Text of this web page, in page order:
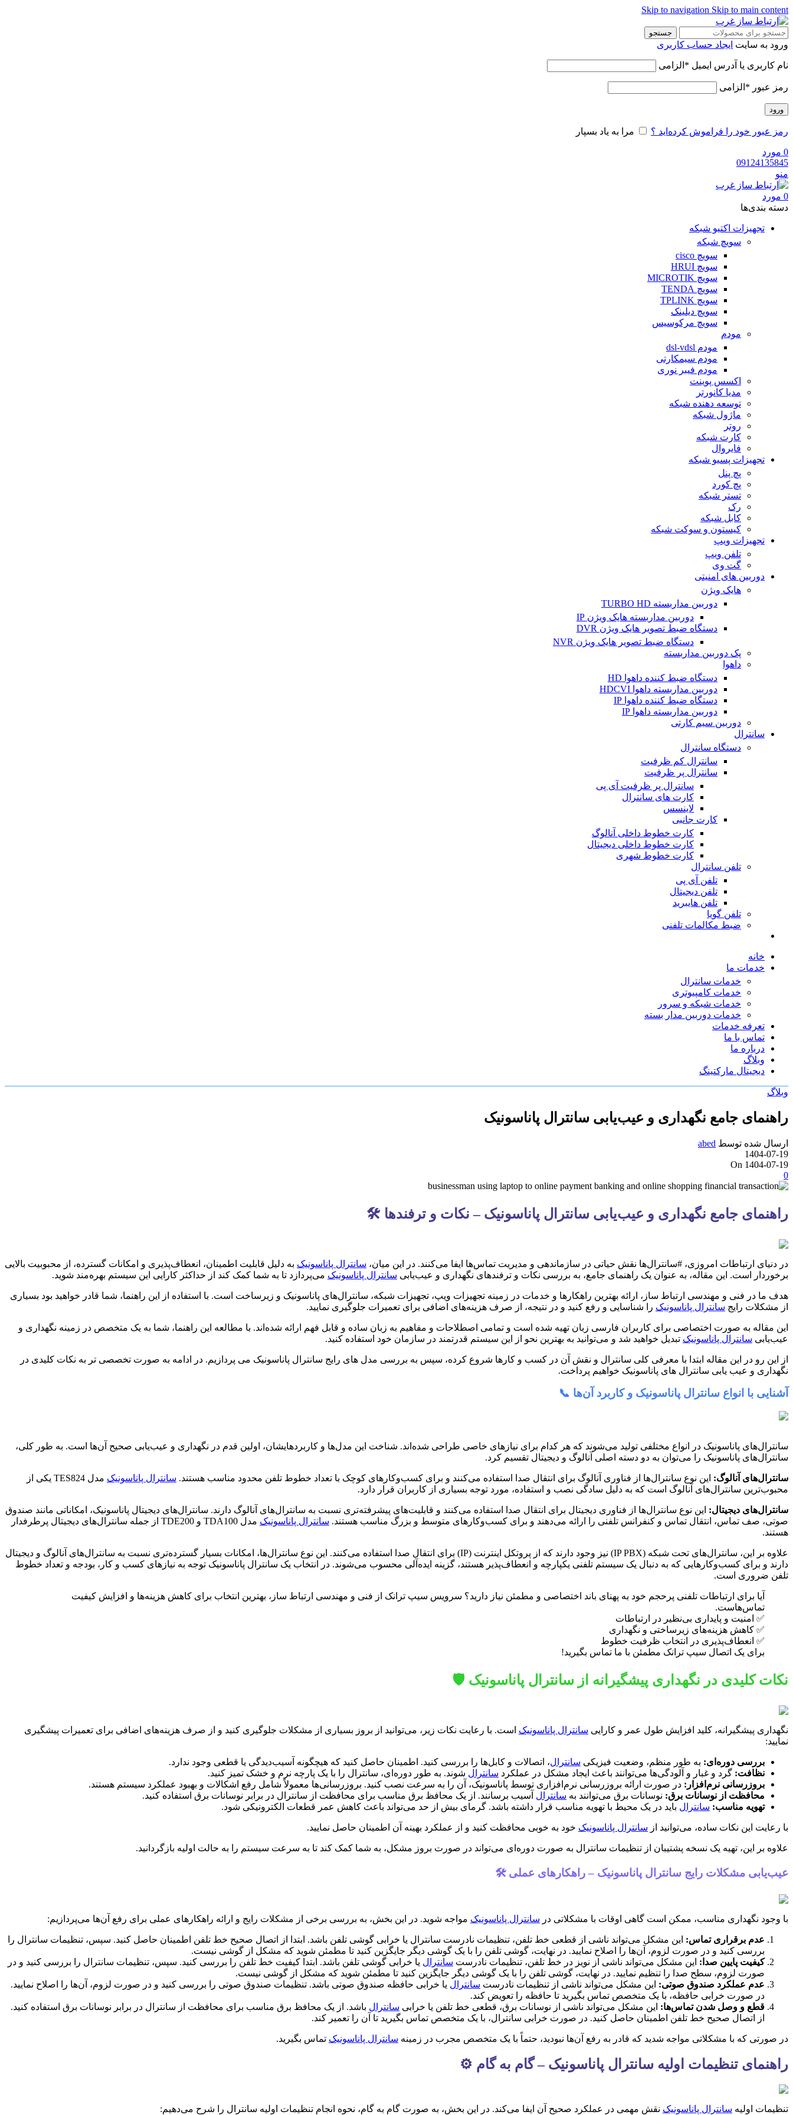
Skip to navigation Skip to main content
جستجو
ورود به سایت ایجاد حساب کاربری
نام کاربری یا آدرس ایمیل * الزامی
رمز عبور * الزامی
ورود
رمز عبور خود را فراموش کرده‌اید ؟ مرا به یاد بسپار
0 مورد
09124135845
منو
0 مورد
دسته‌ بندی‌ها
تجهیزات اکتیو شبکه
سویچ شبکه
سویچ cisco
سویچ HRUI
سویچ MICROTIK
سویچ TENDA
سویچ TPLINK
سویچ دیلینک
سویچ مرکوسیس
مودم
مودم dsl-vdsl
مودم سیمکارتی
مودم فیبر نوری
اکسس پوینت
مدیا کانورتر
توسعه دهنده شبکه
ماژول شبکه
روتر
کارت شبکه
فایروال
تجهیزات پسیو شبکه
پچ پنل
پچ کورد
تستر شبکه
رک
کابل شبکه
کیستون و سوکت شبکه
تجهیزات ویپ
تلفن ویپ
گت وی
دوربین های امنیتی
هایک ویژن
دوربین مداربسته TURBO HD
دوربین مداربسته هایک ویژن IP
دستگاه ضبط تصویر هایک ویژن DVR
دستگاه ضبط تصویر هایک ویژن NVR
پک دوربین مداربسته
داهوا
دستگاه ضبط کننده داهوا HD
دوربین مداربسته داهوا HDCVI
دستگاه ضبط کننده داهوا IP
دوربین مداربسته داهوا IP
دوربین سیم کارتی
سانترال
دستگاه سانترال
سانترال کم ظرفیت
سانترال پر ظرفیت
سانترال پر ظرفیت آی پی
کارت های سانترال
لاینسس
کارت جانبی
کارت خطوط داخلی آنالوگ
کارت خطوط داخلی دیجیتال
کارت خطوط شهری
تلفن سانترال
تلفن آی پی
تلفن دیجیتال
تلفن هایبرید
تلفن گویا
ضبط مکالمات تلفنی
خانه
خدمات ما
خدمات سانترال
خدمات کامپیوتری
خدمات شبکه و سرور
خدمات دوربین مدار بسته
تعرفه خدمات
تماس با ما
درباره ما
وبلاگ
دیجیتال مارکتینگ
وبلاگ
راهنمای جامع نگهداری و عیب‌یابی سانترال پاناسونیک
ارسال شده توسط abed
1404-07-19
On 1404-07-19
0
راهنمای جامع نگهداری و عیب‌یابی سانترال پاناسونیک – نکات و ترفندها 🛠️
در دنیای ارتباطات امروزی، #سانترال‌ها نقش حیاتی در سازماندهی و مدیریت تماس‌ها ایفا می‌کنند. در این میان، سانترال پاناسونیک به دلیل قابلیت اطمینان، انعطاف‌پذیری و امکانات گسترده، از محبوبیت بالایی
برخوردار است. این مقاله، به عنوان یک راهنمای جامع، به بررسی نکات و ترفندهای نگهداری و عیب‌یابی سانترال پاناسونیک می‌پردازد تا به شما کمک کند از حداکثر کارایی این سیستم بهره‌مند شوید.
هدف ما در فنی و مهندسی ارتباط ساز، ارائه بهترین راهکارها و خدمات در زمینه تجهیزات ویپ، تجهیزات شبکه، سانترال‌های پاناسونیک و زیرساخت است. با استفاده از این راهنما، شما قادر خواهید بود بسیاری
از مشکلات رایج سانترال پاناسونیک را شناسایی و رفع کنید و در نتیجه، از صرف هزینه‌های اضافی برای تعمیرات جلوگیری نمایید.
این مقاله به صورت اختصاصی برای کاربران فارسی زبان تهیه شده است و تمامی اصطلاحات و مفاهیم به زبان ساده و قابل فهم ارائه شده‌اند. با مطالعه این راهنما، شما به یک متخصص در زمینه نگهداری و
عیب‌یابی سانترال پاناسونیک تبدیل خواهید شد و می‌توانید به بهترین نحو از این سیستم قدرتمند در سازمان خود استفاده کنید.
از این رو در این مقاله ابتدا با معرفی کلی سانترال و نقش آن در کسب و کارها شروع کرده، سپس به بررسی مدل های رایج سانترال پاناسونیک می پردازیم. در ادامه به صورت تخصصی تر به نکات کلیدی در
نگهداری و عیب یابی سانترال های پاناسونیک خواهیم پرداخت.
آشنایی با انواع سانترال پاناسونیک و کاربرد آن‌ها 📞
سانترال‌های پاناسونیک در انواع مختلفی تولید می‌شوند که هر کدام برای نیازهای خاصی طراحی شده‌اند. شناخت این مدل‌ها و کاربردهایشان، اولین قدم در نگهداری و عیب‌یابی صحیح آن‌ها است. به طور کلی،
سانترال‌های پاناسونیک را می‌توان به دو دسته اصلی آنالوگ و دیجیتال تقسیم کرد.
سانترال‌های آنالوگ: این نوع سانترال‌ها از فناوری آنالوگ برای انتقال صدا استفاده می‌کنند و برای کسب‌وکارهای کوچک با تعداد خطوط تلفن محدود مناسب هستند. سانترال پاناسونیک
مدل TES824 یکی از
محبوب‌ترین سانترال‌های آنالوگ است که به دلیل سادگی نصب و استفاده، مورد توجه بسیاری از کاربران قرار دارد.
سانترال‌های دیجیتال: این نوع سانترال‌ها از فناوری دیجیتال برای انتقال صدا استفاده می‌کنند و قابلیت‌های پیشرفته‌تری نسبت به سانترال‌های آنالوگ دارند. سانترال‌های دیجیتال پاناسونیک، امکاناتی مانند صندوق
صوتی، صف تماس، انتقال تماس و کنفرانس تلفنی را ارائه می‌دهند و برای کسب‌وکارهای متوسط و بزرگ مناسب هستند. سانترال پاناسونیک
مدل TDA100 و TDE200 از جمله سانترال‌های دیجیتال پرطرفدار
هستند.
علاوه بر این، سانترال‌های تحت شبکه (IP PBX) نیز وجود دارند که از پروتکل اینترنت (IP) برای انتقال صدا استفاده می‌کنند. این نوع سانترال‌ها، امکانات بسیار گسترده‌تری نسبت به سانترال‌های آنالوگ و دیجیتال
دارند و برای کسب‌وکارهایی که به دنبال یک سیستم تلفنی یکپارچه و انعطاف‌پذیر هستند، گزینه ایده‌آلی محسوب می‌شوند. در انتخاب یک سانترال پاناسونیک توجه به نیازهای کسب و کار، بودجه و تعداد خطوط
تلفن ضروری است.
آیا برای ارتباطات تلفنی پرحجم خود به پهنای باند اختصاصی و مطمئن نیاز دارید؟ سرویس سیپ ترانک از فنی و مهندسی ارتباط ساز، بهترین انتخاب برای کاهش هزینه‌ها و افزایش کیفیت
تماس‌هاست.
✅ امنیت و پایداری بی‌نظیر در ارتباطات
✅ کاهش هزینه‌های زیرساختی و نگهداری
✅ انعطاف‌پذیری در انتخاب ظرفیت خطوط
برای یک اتصال سیپ ترانک مطمئن با ما تماس بگیرید!
نکات کلیدی در نگهداری پیشگیرانه از سانترال پاناسونیک 🛡️
نگهداری پیشگیرانه، کلید افزایش طول عمر و کارایی سانترال پاناسونیک است. با رعایت نکات زیر، می‌توانید از بروز بسیاری از مشکلات جلوگیری کنید و از صرف هزینه‌های اضافی برای تعمیرات پیشگیری
نمایید:
بررسی دوره‌ای: به طور منظم، وضعیت فیزیکی سانترال، اتصالات و کابل‌ها را بررسی کنید. اطمینان حاصل کنید که هیچگونه آسیب‌دیدگی یا قطعی وجود ندارد.
نظافت: گرد و غبار و آلودگی‌ها می‌توانند باعث ایجاد مشکل در عملکرد سانترال شوند. به طور دوره‌ای، سانترال را با یک پارچه نرم و خشک تمیز کنید.
بروزرسانی نرم‌افزار: در صورت ارائه بروزرسانی نرم‌افزاری توسط پاناسونیک، آن را به سرعت نصب کنید. بروزرسانی‌ها معمولاً شامل رفع اشکالات و بهبود عملکرد سیستم هستند.
محافظت از نوسانات برق: نوسانات برق می‌توانند به سانترال آسیب برسانند. از یک محافظ برق مناسب برای محافظت از سانترال در برابر نوسانات برق استفاده کنید.
تهویه مناسب: سانترال باید در یک محیط با تهویه مناسب قرار داشته باشد. گرمای بیش از حد می‌تواند باعث کاهش عمر قطعات الکترونیکی شود.
با رعایت این نکات ساده، می‌توانید از سانترال پاناسونیک خود به خوبی محافظت کنید و از عملکرد بهینه آن اطمینان حاصل نمایید.
علاوه بر این، تهیه یک نسخه پشتیبان از تنظیمات سانترال به صورت دوره‌ای می‌تواند در صورت بروز مشکل، به شما کمک کند تا به سرعت سیستم را به حالت اولیه بازگردانید.
عیب‌یابی مشکلات رایج سانترال پاناسونیک – راهکارهای عملی 🛠️
با وجود نگهداری مناسب، ممکن است گاهی اوقات با مشکلاتی در سانترال پاناسونیک مواجه شوید. در این بخش، به بررسی برخی از مشکلات رایج و ارائه راهکارهای عملی برای رفع آن‌ها می‌پردازیم:
عدم برقراری تماس: این مشکل می‌تواند ناشی از قطعی خط تلفن، تنظیمات نادرست سانترال یا خرابی گوشی تلفن باشد. ابتدا از اتصال صحیح خط تلفن اطمینان حاصل کنید. سپس، تنظیمات سانترال را
بررسی کنید و در صورت لزوم، آن‌ها را اصلاح نمایید. در نهایت، گوشی تلفن را با یک گوشی دیگر جایگزین کنید تا مطمئن شوید که مشکل از گوشی نیست.
کیفیت پایین صدا: این مشکل می‌تواند ناشی از نویز در خط تلفن، تنظیمات نادرست سانترال یا خرابی گوشی تلفن باشد. ابتدا کیفیت خط تلفن را بررسی کنید. سپس، تنظیمات سانترال را بررسی کنید و در
صورت لزوم، سطح صدا را تنظیم نمایید. در نهایت، گوشی تلفن را با یک گوشی دیگر جایگزین کنید تا مطمئن شوید که مشکل از گوشی نیست.
عدم عملکرد صندوق صوتی: این مشکل می‌تواند ناشی از تنظیمات نادرست سانترال یا خرابی حافظه صندوق صوتی باشد. تنظیمات صندوق صوتی را بررسی کنید و در صورت لزوم، آن‌ها را اصلاح نمایید.
در صورت خرابی حافظه، با یک متخصص تماس بگیرید تا حافظه را تعویض کند.
قطع و وصل شدن تماس‌ها: این مشکل می‌تواند ناشی از نوسانات برق، قطعی خط تلفن یا خرابی سانترال باشد. از یک محافظ برق مناسب برای محافظت از سانترال در برابر نوسانات برق استفاده کنید.
از اتصال صحیح خط تلفن اطمینان حاصل کنید. در صورت خرابی سانترال، با یک متخصص تماس بگیرید تا آن را تعمیر کند.
در صورتی که با مشکلاتی مواجه شدید که قادر به رفع آن‌ها نبودید، حتماً با یک متخصص مجرب در زمینه سانترال پاناسونیک تماس بگیرید.
راهنمای تنظیمات اولیه سانترال پاناسونیک – گام به گام ⚙️
تنظیمات اولیه سانترال پاناسونیک نقش مهمی در عملکرد صحیح آن ایفا می‌کند. در این بخش، به صورت گام به گام، نحوه انجام تنظیمات اولیه سانترال را شرح می‌دهیم: